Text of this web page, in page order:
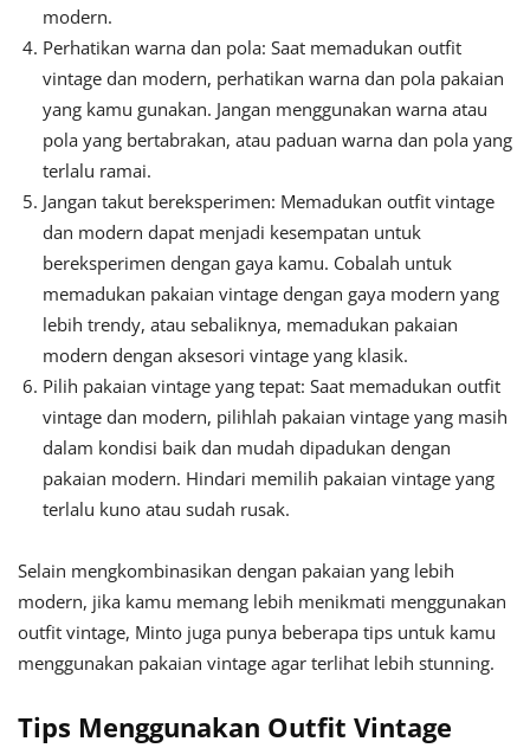
modern.
Perhatikan warna dan pola: Saat memadukan outfit
vintage dan modern, perhatikan warna dan pola pakaian
yang kamu gunakan. Jangan menggunakan warna atau
pola yang bertabrakan, atau paduan warna dan pola yang
terlalu ramai.
Jangan takut bereksperimen: Memadukan outfit vintage
dan modern dapat menjadi kesempatan untuk
bereksperimen dengan gaya kamu. Cobalah untuk
memadukan pakaian vintage dengan gaya modern yang
lebih trendy, atau sebaliknya, memadukan pakaian
modern dengan aksesori vintage yang klasik.
Pilih pakaian vintage yang tepat: Saat memadukan outfit
vintage dan modern, pilihlah pakaian vintage yang masih
dalam kondisi baik dan mudah dipadukan dengan
pakaian modern. Hindari memilih pakaian vintage yang
terlalu kuno atau sudah rusak.
Selain mengkombinasikan dengan pakaian yang lebih
modern, jika kamu memang lebih menikmati menggunakan
outfit vintage, Minto juga punya beberapa tips untuk kamu
menggunakan pakaian vintage agar terlihat lebih stunning.
Tips Menggunakan Outfit Vintage